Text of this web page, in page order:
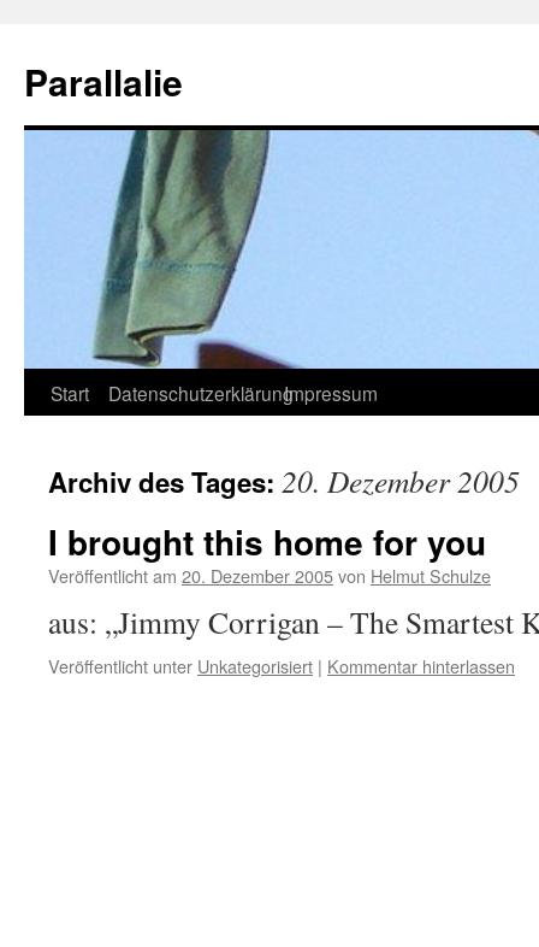
springen
Parallalie
Start DatenschutzerklärungImpressum
Archiv des Tages: 20. Dezember 2005
I brought this home for you
Veröffentlicht am 20. Dezember 2005von Helmut Schulze
aus: „Jimmy Corrigan – The Smartest
Veröffentlicht unter Unkategorisiert | Kommentar hinterlassen